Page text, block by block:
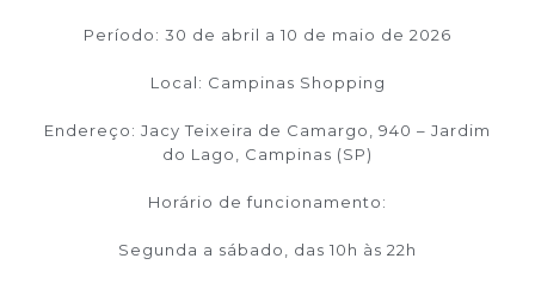
Período: 30 de abril a 10 de maio de 2026
Local: Campinas Shopping
Endereço: Jacy Teixeira de Camargo, 940 – Jardim
do Lago, Campinas (SP)
Horário de funcionamento:
Segunda a sábado, das 10h às 22h